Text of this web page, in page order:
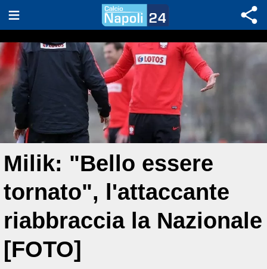
Milik: "Bello essere
tornato", l'attaccante
riabbraccia la Nazionale
[FOTO]